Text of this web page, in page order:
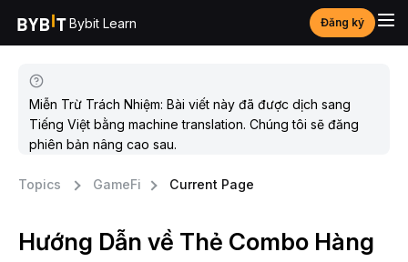
Bybit Learn Đăng ký
Miễn Trừ Trách Nhiệm: Bài viết này đã được dịch sang
Tiếng Việt bằng machine translation. Chúng tôi sẽ đăng
phiên bản nâng cao sau.
Topics GameFi Current Page
Hướng Dẫn về Thẻ Combo Hàng